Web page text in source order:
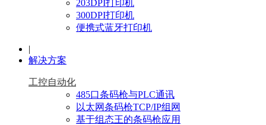
203DPI打印机
300DPI打印机
便携式蓝牙打印机
|
解决方案
工控自动化
485口条码枪与PLC通讯
以太网条码枪TCP/IP组网
基于组态王的条码枪应用